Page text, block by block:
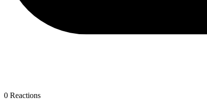
0 Reactions